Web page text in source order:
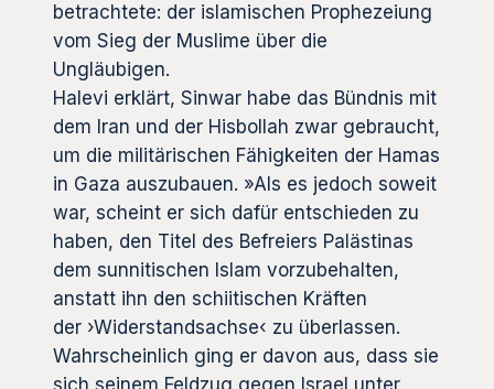
betrachtete: der islamischen Prophezeiung
vom Sieg der Muslime über die
Ungläubigen.
Halevi erklärt, Sinwar habe das Bündnis mit
dem Iran und der Hisbollah zwar gebraucht,
um die militärischen Fähigkeiten der Hamas
in Gaza auszubauen. »Als es jedoch soweit
war, scheint er sich dafür entschieden zu
haben, den Titel des Befreiers Palästinas
dem sunnitischen Islam vorzubehalten,
anstatt ihn den schiitischen Kräften
der ›Widerstandsachse‹ zu überlassen.
Wahrscheinlich ging er davon aus, dass sie